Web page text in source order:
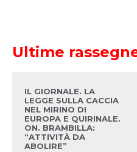
Ultime
IL GIORNALE. LA
LEGGE SULLA CACCIA
NEL MIRINO DI
EUROPA E QUIRINALE.
ON. BRAMBILLA:
“ATTIVITÀ DA
ABOLIRE”